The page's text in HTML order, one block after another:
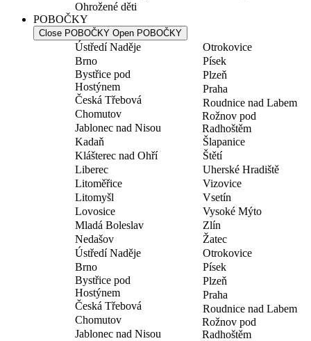
Ohrožené děti
POBOČKY
Close POBOČKY Open POBOČKY
Ústředí Naděje
Brno
Bystřice pod
Hostýnem
Česká Třebová
Chomutov
Jablonec nad Nisou
Kadaň
Klášterec nad Ohří
Liberec
Litoměřice
Litomyšl
Lovosice
Mladá Boleslav
Nedašov
Otrokovice
Písek
Plzeň
Praha
Roudnice nad Labem
Rožnov pod
Radhoštěm
Šlapanice
Štětí
Uherské Hradiště
Vizovice
Vsetín
Vysoké Mýto
Zlín
Žatec
Ústředí Naděje
Brno
Bystřice pod
Hostýnem
Česká Třebová
Chomutov
Jablonec nad Nisou
Otrokovice
Písek
Plzeň
Praha
Roudnice nad Labem
Rožnov pod
Radhoštěm